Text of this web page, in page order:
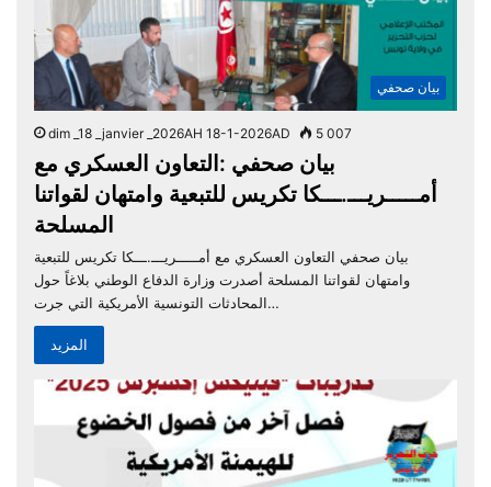
بيان صحفي
dim _18 _janvier _2026AH 18-1-2026AD 5 007
بيان صحفي :التعاون العسكري مع
أمـــــريـــ.ـــكا تكريس للتبعية وامتهان لقواتنا
المسلحة
بيان صحفي التعاون العسكري مع أمـــــريـــ.ـــكا تكريس للتبعية
وامتهان لقواتنا المسلحة أصدرت وزارة الدفاع الوطني بلاغاً حول
المحادثات التونسية الأمريكية التي جرت…
المزيد